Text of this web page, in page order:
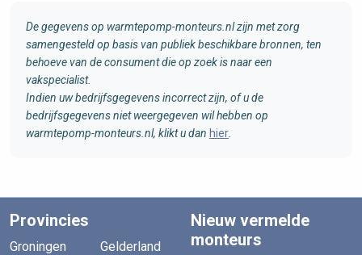
De gegevens op warmtepomp-monteurs.nl zijn met zorg
samengesteld op basis van publiek beschikbare bronnen, ten
behoeve van de consument die op zoek is naar een
vakspecialist.
Indien uw bedrijfsgegevens incorrect zijn, of u de
bedrijfsgegevens niet weergegeven wil hebben op
warmtepomp-monteurs.nl, klikt u dan hier
Provincies
Groningen
Gelderland
Nieuw vermelde
monteurs